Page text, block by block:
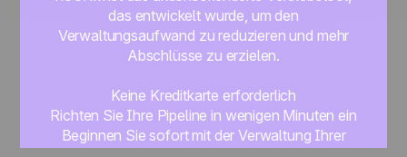
das entwickelt wurde, um den
Verwaltungsaufwand zu reduzieren und mehr
Abschlüsse zu erzielen.
Keine Kreditkarte erforderlich
Richten Sie Ihre Pipeline in wenigen Minuten ein
Beginnen Sie sofort mit der Verwaltung Ihrer